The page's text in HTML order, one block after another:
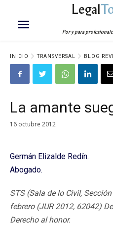
Legal
Por y para
INICIO TRANSVERSAL BLOG
La amante
16 octubre 2012
Germán Elizalde Redín.
Abogado.
STS (Sala de lo Civil,
febrero (JUR 2012, 62042)
Derecho al honor.